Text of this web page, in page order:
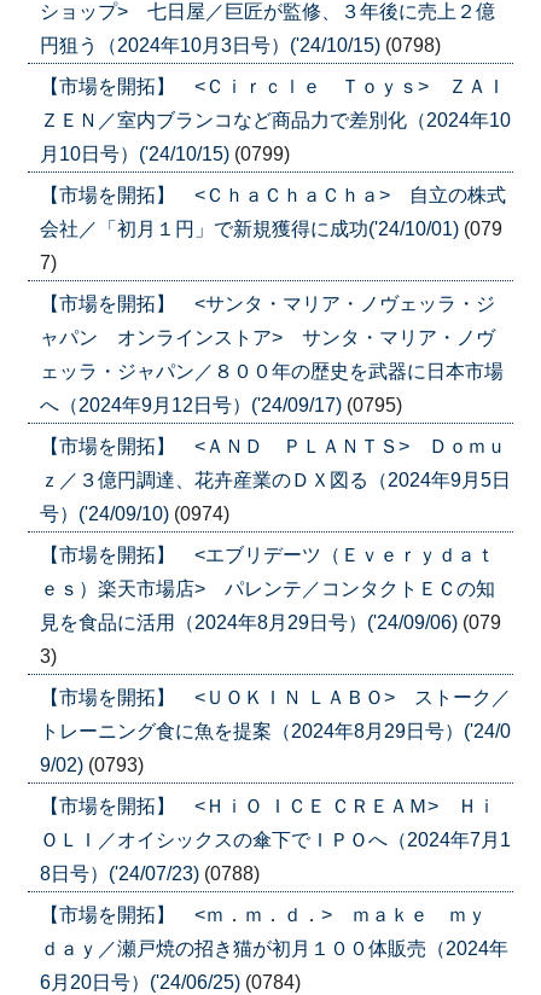
ショップ> 七日屋／巨匠が監修、３年後に売上２億
円狙う（2024年10月3日号）('24/10/15) (0798)
【市場を開拓】 <Ｃｉｒｃｌｅ Ｔｏｙｓ> ＺＡＩ
ＺＥＮ／室内ブランコなど商品力で差別化（2024年10
月10日号）('24/10/15) (0799)
【市場を開拓】 <ＣｈａＣｈａＣｈａ> 自立の株式
会社／「初月１円」で新規獲得に成功('24/10/01) (079
7)
【市場を開拓】 <サンタ・マリア・ノヴェッラ・ジ
ャパン オンラインストア> サンタ・マリア・ノヴ
ェッラ・ジャパン／８００年の歴史を武器に日本市場
へ（2024年9月12日号）('24/09/17) (0795)
【市場を開拓】 <ＡＮＤ ＰＬＡＮＴＳ> Ｄｏｍｕ
ｚ／３億円調達、花卉産業のＤＸ図る（2024年9月5日
号）('24/09/10) (0974)
【市場を開拓】 <エブリデーツ（Ｅｖｅｒｙｄａｔ
ｅｓ）楽天市場店> パレンテ／コンタクトＥＣの知
見を食品に活用（2024年8月29日号）('24/09/06) (079
3)
【市場を開拓】 <ＵＯＫＩＮ ＬＡＢＯ> ストーク／
トレーニング食に魚を提案（2024年8月29日号）('24/0
9/02) (0793)
【市場を開拓】 <ＨｉＯ ＩＣＥ ＣＲＥＡＭ> Ｈｉ
ＯＬＩ／オイシックスの傘下でＩＰＯへ（2024年7月1
8日号）('24/07/23) (0788)
【市場を開拓】 <ｍ．ｍ．ｄ．> ｍａｋｅ ｍｙ
ｄａｙ／瀬戸焼の招き猫が初月１００体販売（2024年
6月20日号）('24/06/25) (0784)